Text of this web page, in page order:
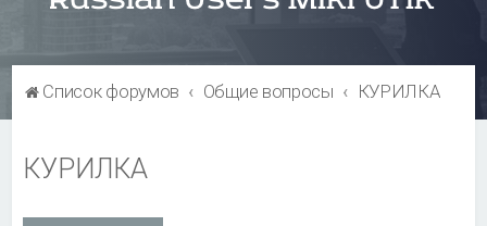
Список форумов Общие вопросы КУРИЛКА
КУРИЛКА